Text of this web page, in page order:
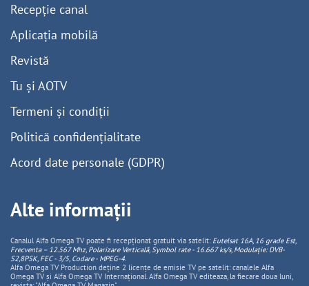
Recepție canal
Aplicația mobilă
Revistă
Tu și AOTV
Termeni și condiții
Politică confidențialitate
Acord date personale (GDPR)
Alte informații
Canalul Alfa Omega TV poate fi recepționat gratuit via satelit: Eutelsat 16A, 16 grade Est,
Frecventa – 12.567 Mhz, PolarizareVerticală, Symbol rate - 16.667 ks/s, Modulație: DVB-
S2,8PSK, FEC - 3/5, Codare - MPEG-4.
Alfa Omega TV Production deține 2 licențe de emisie TV pe satelit: canalele Alfa
Omega TV și Alfa Omega TV Internațional. Alfa Omega TV editeaza, la fiecare doua luni,